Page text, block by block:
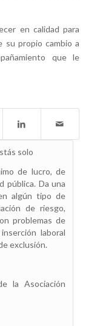
en calidad para
su propio cambio a
que le
solo
de lucro, de
pública. Da una
algún tipo de
de riesgo,
problemas de
laboral
exclusión.
la Asociación